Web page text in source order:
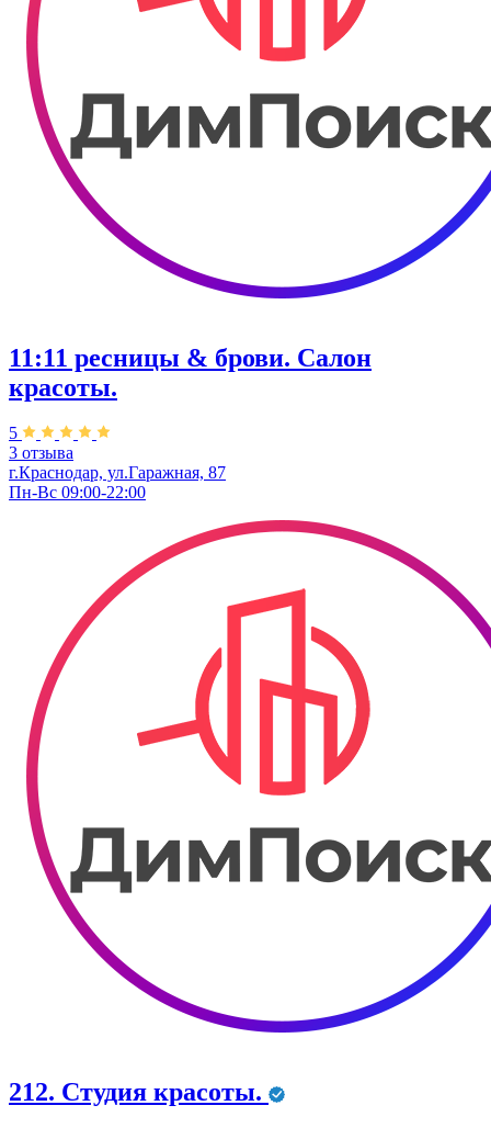
11:11 ресницы & брови. Салон
красоты.
5
3 отзыва
г.Краснодар, ул.Гаражная, 87
Пн-Вс 09:00-22:00
212. Студия красоты.